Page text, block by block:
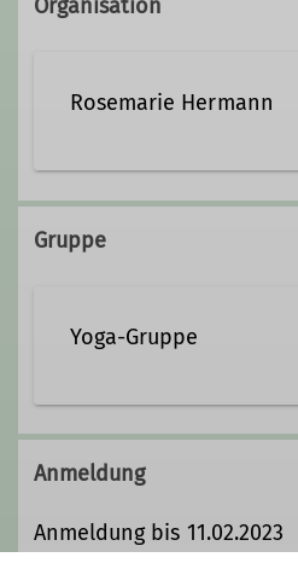
Organisation
Rosemarie Hermann
Yogalehrerin
Gruppe
Yoga-Gruppe
Die Kraft der Natur
Bergluft atmen und
Wälder erfahren –
wohltuendes Fest
fördert die
Anmeldung
Anmeldung bis 11.02.2023